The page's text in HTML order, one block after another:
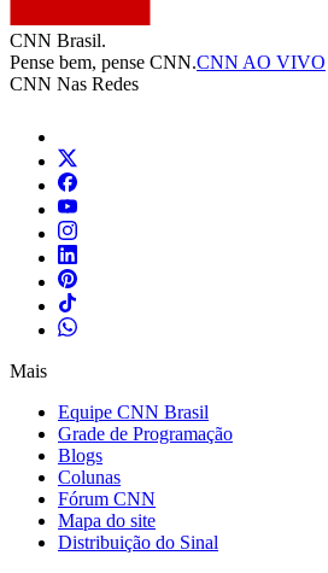
CNN Brasil.
Pense bem, pense CNN.CNN AO VIVO
CNN Nas Redes
Mais
Equipe CNN Brasil
Grade de Programação
Blogs
Colunas
Fórum CNN
Mapa do site
Distribuição do Sinal